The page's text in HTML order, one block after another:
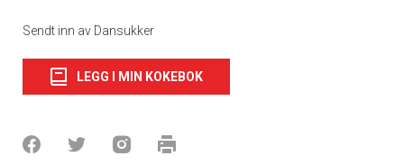
Sendt inn av Dansukker
LEGG I MIN KOKEBOK